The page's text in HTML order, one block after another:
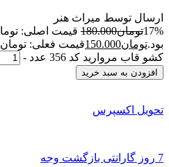
ارسال توسط میراث هنر
17%تومان180.000
بود.تومان150.000قیمت فعلی: تومان150.000.
کشو قاب مروارید کد 356 عدد
-
افزودن به سبد خرید
تحویل اکسپرس
7 روز گارانتی بازگشت وجه